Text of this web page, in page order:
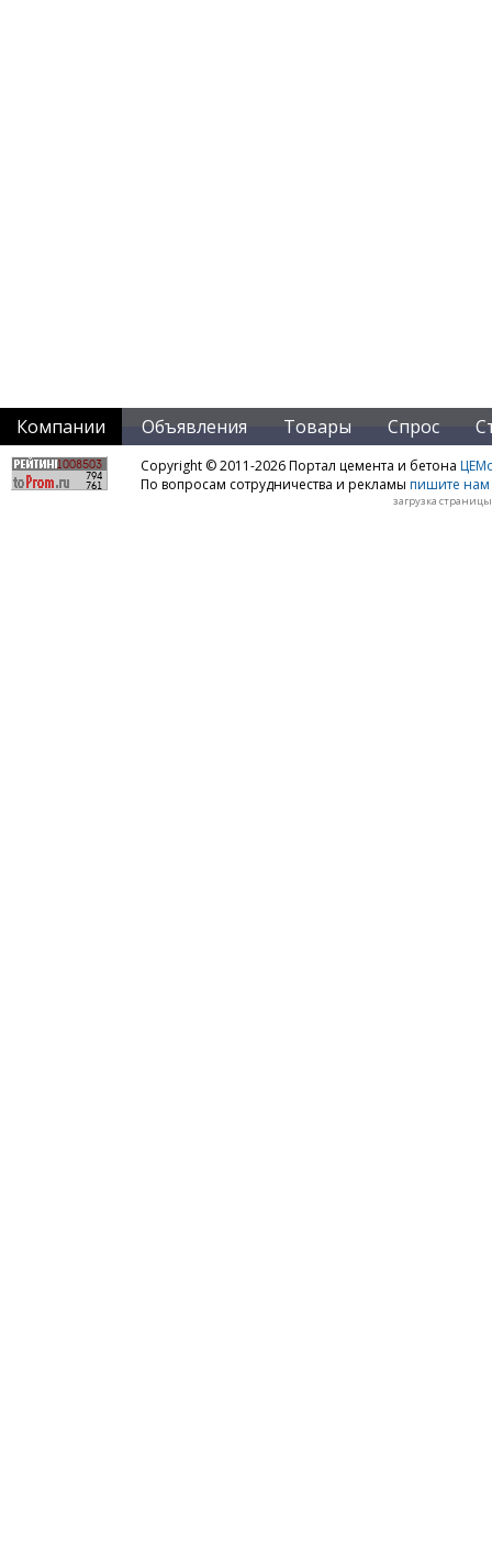
Компании Объявления Товары Спрос
Copyright © 2011-2026 Портал цемента и бетона
По вопросам сотрудничества и рекламы пишите нам
загрузка